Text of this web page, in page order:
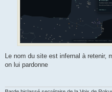
Le nom du site est infernal à retenir,
on lui pardonne